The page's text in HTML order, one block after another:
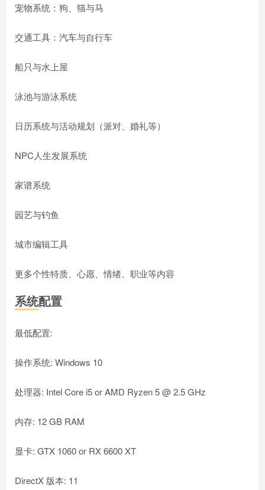
宠物系统：狗、猫与马
交通工具：汽车与自行车
船只与水上屋
泳池与游泳系统
日历系统与活动规划（派对、婚礼等）
NPC人生发展系统
家谱系统
园艺与钓鱼
城市编辑工具
更多个性特质、心愿、情绪、职业等内容
系统配置
最低配置:
操作系统: Windows 10
处理器: Intel Core i5 or AMD Ryzen 5 @ 2.5 GHz
内存: 12 GB RAM
显卡: GTX 1060 or RX 6600 XT
DirectX 版本: 11